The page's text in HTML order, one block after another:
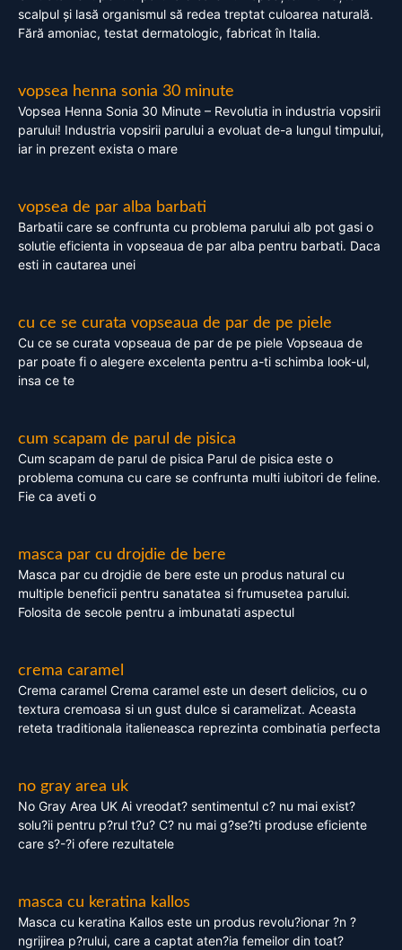
scalpul și lasă organismul să redea treptat culoarea naturală.
Fără amoniac, testat dermatologic, fabricat în Italia.
vopsea henna sonia 30 minute
Vopsea Henna Sonia 30 Minute – Revolutia in industria vopsirii
parului! Industria vopsirii parului a evoluat de-a lungul timpului,
iar in prezent exista o mare
vopsea de par alba barbati
Barbatii care se confrunta cu problema parului alb pot gasi o
solutie eficienta in vopseaua de par alba pentru barbati. Daca
esti in cautarea unei
cu ce se curata vopseaua de par de pe piele
Cu ce se curata vopseaua de par de pe piele Vopseaua de
par poate fi o alegere excelenta pentru a-ti schimba look-ul,
insa ce te
cum scapam de parul de pisica
Cum scapam de parul de pisica Parul de pisica este o
problema comuna cu care se confrunta multi iubitori de feline.
Fie ca aveti o
masca par cu drojdie de bere
Masca par cu drojdie de bere este un produs natural cu
multiple beneficii pentru sanatatea si frumusetea parului.
Folosita de secole pentru a imbunatati aspectul
crema caramel
Crema caramel Crema caramel este un desert delicios, cu o
textura cremoasa si un gust dulce si caramelizat. Aceasta
reteta traditionala italieneasca reprezinta combinatia perfecta
no gray area uk
No Gray Area UK Ai vreodat? sentimentul c? nu mai exist?
solu?ii pentru p?rul t?u? C? nu mai g?se?ti produse eficiente
care s?-?i ofere rezultatele
masca cu keratina kallos
Masca cu keratina Kallos este un produs revolu?ionar ?n ?
ngrijirea p?rului, care a captat aten?ia femeilor din toat?